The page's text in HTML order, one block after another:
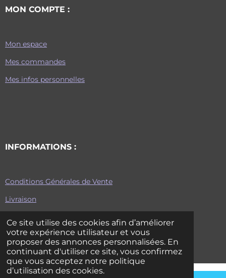
Ce site utilise des cookies afin d’améliorer
votre expérience utilisateur et vous
proposer des annonces personnalisées. En
continuant d'utiliser ce site, vous confirmez
que vous acceptez notre politique
d’utilisation des cookies.
MON COMPTE :
Mon espace
Mes commandes
Mes infos personnelles
INFORMATIONS :
Conditions Générales de Vente
Livraison
Plan du site
© 2022 - 2023 Classicarpe Baits